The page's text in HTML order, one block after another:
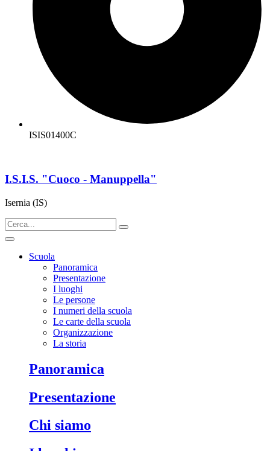
ISIS01400C
I.S.I.S. "Cuoco - Manuppella"
Isernia (IS)
Scuola
Panoramica
Presentazione
I luoghi
Le persone
I numeri della scuola
Le carte della scuola
Organizzazione
La storia
panoramica
presentazione
chi siamo